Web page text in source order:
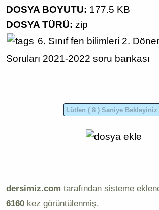
DOSYA BOYUTU: 177.5 KB
DOSYA TÜRÜ: zip
6. Sınıf fen bilimleri 2.
Soruları 2021-2022 soru bankası
dersimiz.com tarafından sisteme
6160 kez görüntülenmiş.